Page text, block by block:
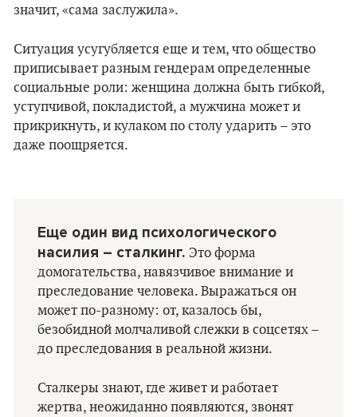
значит, «сама заслужила».
Ситуация усугубляется еще и тем, что общество
приписывает разным гендерам определенные
социальные роли: женщина должна быть гибкой,
уступчивой, покладистой, а мужчина может и
прикрикнуть, и кулаком по столу ударить – это
даже поощряется.
Еще один вид психологического
насилия – сталкинг. Это форма
домогательства, навязчивое внимание и
преследование человека. Выражаться он
может по-разному: от, казалось бы,
безобидной молчаливой слежки в соцсетях –
до преследования в реальной жизни.
Сталкеры знают, где живет и работает
жертва, неожиданно появляются, звонят